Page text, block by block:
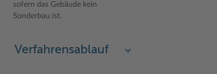
sofern das Gebäude kein
Sonderbau ist.
Verfahrensablauf